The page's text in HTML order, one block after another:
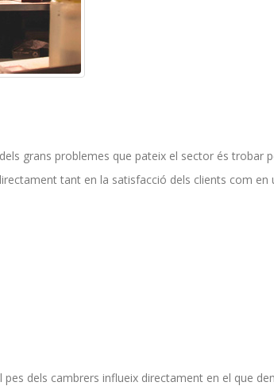
grans problemes que pateix el sector és trobar
tant en la satisfacció dels clients com en
dels cambrers influeix directament en el que